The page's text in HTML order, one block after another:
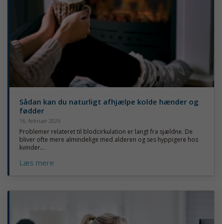
Sådan kan du naturligt afhjælpe kolde hænder og
fødder
16. februar 2026
Problemer relateret til blodcirkulation er langt fra sjældne. De
bliver ofte mere almindelige med alderen og ses hyppigere hos
kvinder...
Læs mere